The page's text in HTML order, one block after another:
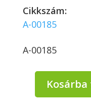
Cikkszám:
A-00185
A-00185
Pita/hamburger
papírtasak
Kosárba